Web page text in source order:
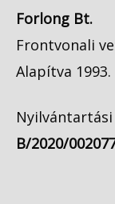
Forlong Bt.
Frontvonali
Alapítva 1993.
Nyilvántartási
B/2020/